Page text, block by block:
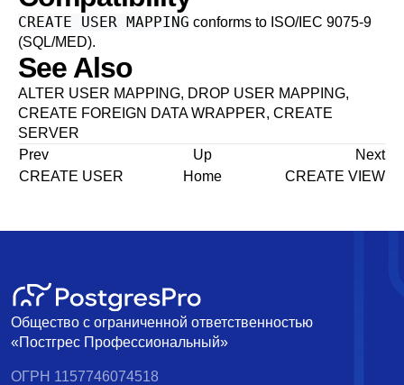
CREATE USER MAPPING conforms to ISO/IEC 9075-9
(SQL/MED).
See Also
ALTER USER MAPPING, DROP USER MAPPING,
CREATE FOREIGN DATA WRAPPER, CREATE
SERVER
Prev
Up
Next
CREATE USER
Home CREATE VIEW
Общество с ограниченной ответственностью
«Постгрес Профессиональный»
ОГРН 1157746074518